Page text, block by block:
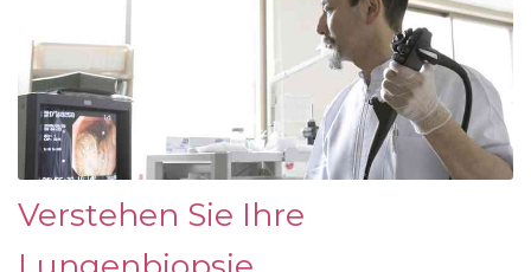
Verstehen Sie Ihre